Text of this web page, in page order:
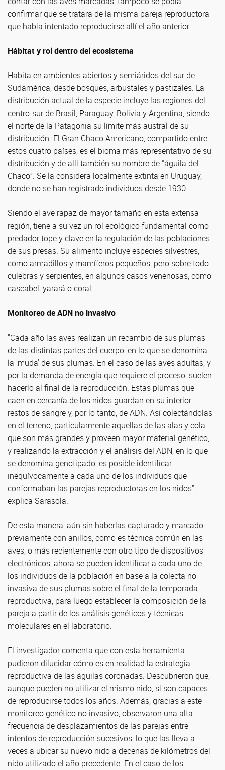
confirmar que se tratara de la misma pareja reproductora
que había intentado reproducirse allí el año anterior.
Hábitat y rol dentro del ecosistema
Habita en ambientes abiertos y semiáridos del sur de
Sudamérica, desde bosques, arbustales y pastizales. La
distribución actual de la especie incluye las regiones del
centro-sur de Brasil, Paraguay, Bolivia y Argentina, siendo
el norte de la Patagonia su límite más austral de su
distribución. El Gran Chaco Americano, compartido entre
estos cuatro países, es el bioma más representativo de su
distribución y de allí también su nombre de “águila del
Chaco”. Se la considera localmente extinta en Uruguay,
donde no se han registrado individuos desde 1930.
Siendo el ave rapaz de mayor tamaño en esta extensa
región, tiene a su vez un rol ecológico fundamental como
predador tope y clave en la regulación de las poblaciones
de sus presas. Su alimento incluye especies silvestres,
como armadillos y mamíferos pequeños, pero sobre todo
culebras y serpientes, en algunos casos venenosas, como
cascabel, yarará o coral.
Monitoreo de ADN no invasivo
"Cada año las aves realizan un recambio de sus plumas
de las distintas partes del cuerpo, en lo que se denomina
la 'muda' de sus plumas. En el caso de las aves adultas, y
por la demanda de energía que requiere el proceso, suelen
hacerlo al final de la reproducción. Estas plumas que
caen en cercanía de los nidos guardan en su interior
restos de sangre y, por lo tanto, de ADN. Así colectándolas
en el terreno, particularmente aquellas de las alas y cola
que son más grandes y proveen mayor material genético,
y realizando la extracción y el análisis del ADN, en lo que
se denomina genotipado, es posible identificar
inequívocamente a cada uno de los individuos que
conformaban las parejas reproductoras en los nidos",
explica Sarasola.
De esta manera, aún sin haberlas capturado y marcado
previamente con anillos, como es técnica común en las
aves, o más recientemente con otro tipo de dispositivos
electrónicos, ahora se pueden identificar a cada uno de
los individuos de la población en base a la colecta no
invasiva de sus plumas sobre el final de la temporada
reproductiva, para luego establecer la composición de la
pareja a partir de los análisis genéticos y técnicas
moleculares en el laboratorio.
El investigador comenta que con esta herramienta
pudieron dilucidar cómo es en realidad la estrategia
reproductiva de las águilas coronadas. Descubrieron que,
aunque pueden no utilizar el mismo nido, sí son capaces
de reproducirse todos los años. Además, gracias a este
monitoreo genético no invasivo, observaron una alta
frecuencia de desplazamientos de las parejas entre
intentos de reproducción sucesivos, lo que las lleva a
veces a ubicar su nuevo nido a decenas de kilómetros del
nido utilizado el año precedente. En el caso de los